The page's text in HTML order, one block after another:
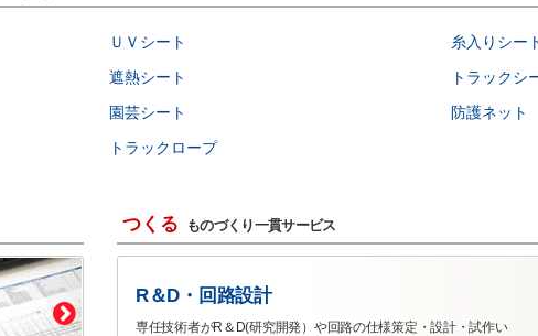
ＵＶシート
糸入りシー
遮熱シート
トラックシ
園芸シート
防護ネット
トラックロープ
つくる ものづくり一貫サービス
R＆D・回路設計
専任技術者がR＆D(研究開発）や回路の仕様策定・設計・試作い